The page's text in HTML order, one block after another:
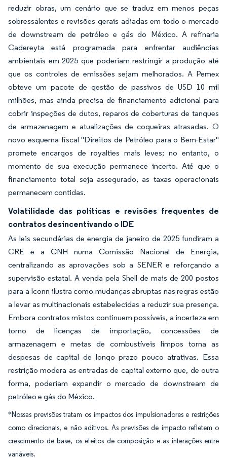
reduzir obras, um cenário que se traduz em menos peças
sobressalentes e revisões gerais adiadas em todo o mercado
de downstream de petróleo e gás do México. A refinaria
Cadereyta está programada para enfrentar audiências
ambientais em 2025 que poderiam restringir a produção até
que os controles de emissões sejam melhorados. A Pemex
obteve um pacote de gestão de passivos de USD 10 mil
milhões, mas ainda precisa de financiamento adicional para
cobrir inspeções de dutos, reparos de coberturas de tanques
de armazenagem e atualizações de coqueiras atrasadas. O
novo esquema fiscal "Direitos de Petróleo para o Bem-Estar"
promete encargos de royalties mais leves; no entanto, o
momento de sua execução permanece incerto. Até que o
financiamento total seja assegurado, as taxas operacionais
permanecem contidas.
Volatilidade das políticas e revisões frequentes de
contratos desincentivando o IDE
As leis secundárias de energia de janeiro de 2025 fundiram a
CRE e a CNH numa Comissão Nacional de Energia,
centralizando as aprovações sob a SENER e reforçando a
supervisão estatal. A venda pela Shell de mais de 200 postos
para a Iconn ilustra como mudanças abruptas nas regras estão
a levar as multinacionais estabelecidas a reduzir sua presença.
Embora contratos mistos continuem possíveis, a incerteza em
torno de licenças de importação, concessões de
armazenagem e metas de combustíveis limpos torna as
despesas de capital de longo prazo pouco atrativas. Essa
restrição modera as entradas de capital externo que, de outra
forma, poderiam expandir o mercado de downstream de
petróleo e gás do México.
*Nossas previsões tratam os impactos dos impulsionadores e restrições
como direcionais, e não aditivos. As previsões de impacto refletem o
crescimento de base, os efeitos de composição e as interações entre
variáveis.